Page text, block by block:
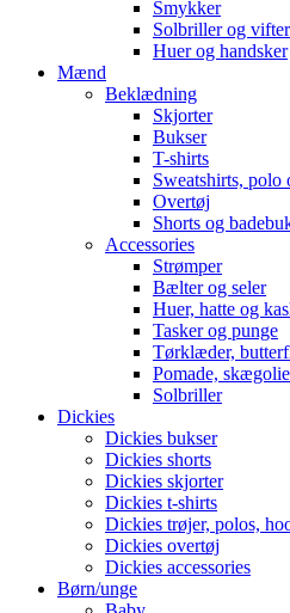
Smykker
Solbriller og vifter
Huer og handsker
Mænd
Beklædning
Skjorter
Bukser
T-shirts
Sweatshirts, polo
Overtøj
Shorts og
Accessories
Strømper
Bælter og seler
Huer, hatte og
Tasker og punge
Tørklæder,
Pomade,
Solbriller
Dickies
Dickies bukser
Dickies shorts
Dickies skjorter
Dickies t-shirts
Dickies trøjer, polos,
Dickies overtøj
Dickies accessories
Børn/unge